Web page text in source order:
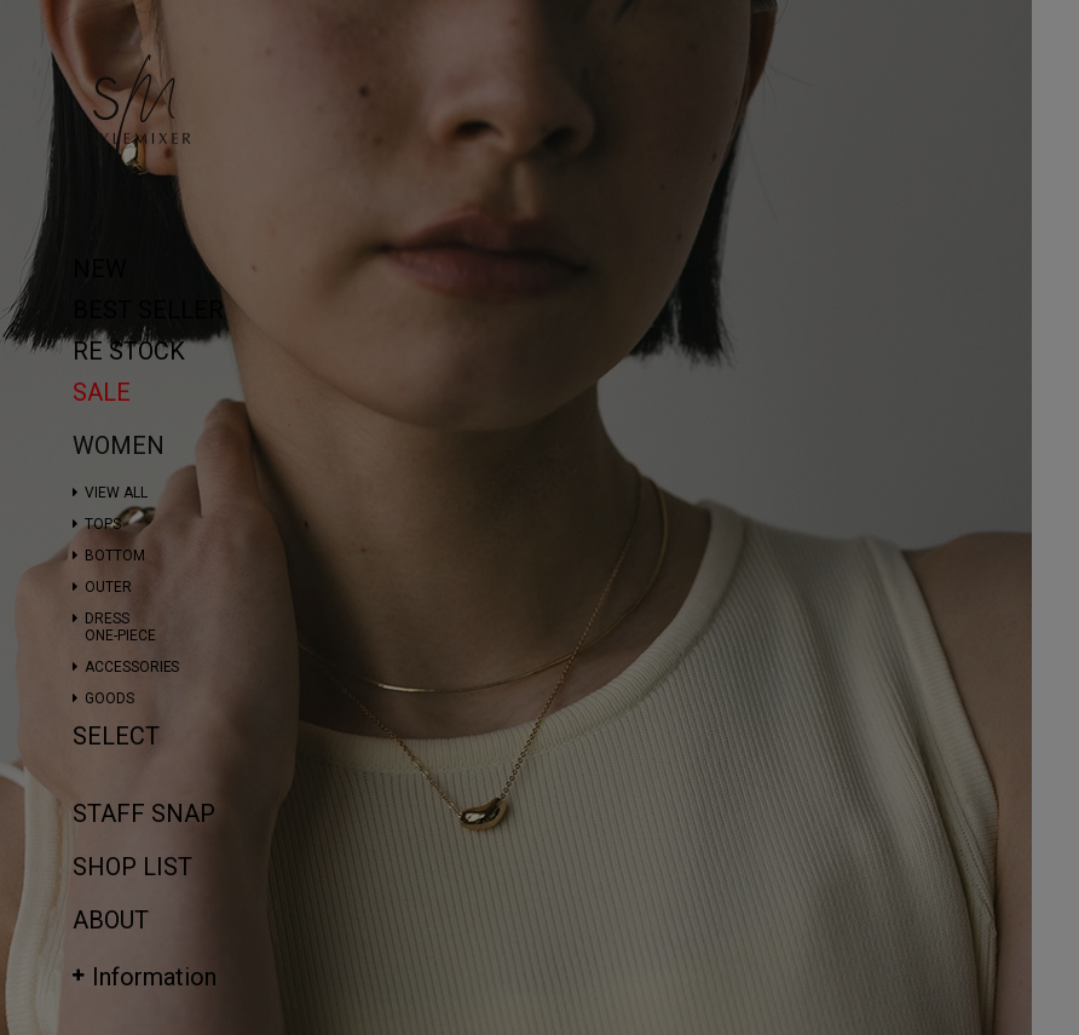
BEST SELLER
RE STOCK
SALE
WOMEN
VIEW ALL
TOPS
BOTTOM
OUTER
DRESS
ONE-PIECE
ACCESSORIES
GOODS
SELECT
STAFF SNAP
SHOP LIST
ABOUT
Information